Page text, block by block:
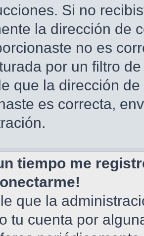
Si no
la dirección de
no es
por un filtro
que la dirección
es correcta,
tiempo me
que la
tu cuenta por